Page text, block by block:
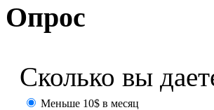
Опрос
Сколько вы
Меньше 10$ в месяц